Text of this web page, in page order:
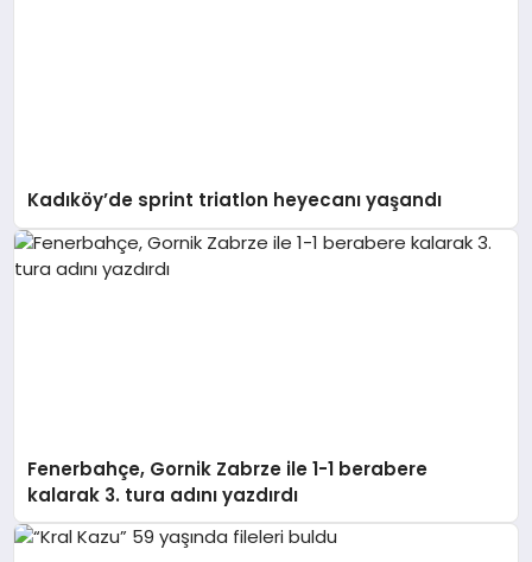
Kadıköy’de sprint triatlon heyecanı yaşandı
Fenerbahçe, Gornik Zabrze ile 1-1 berabere
kalarak 3. tura adını yazdırdı